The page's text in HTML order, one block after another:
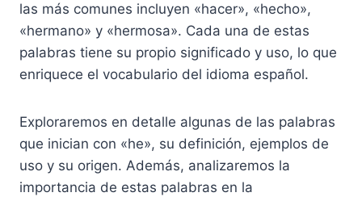
las más comunes incluyen «hacer», «hecho»,
«hermano» y «hermosa». Cada una de estas
palabras tiene su propio significado y uso, lo que
enriquece el vocabulario del idioma español.
Exploraremos en detalle algunas de las palabras
que inician con «he», su definición, ejemplos de
uso y su origen. Además, analizaremos la
importancia de estas palabras en la